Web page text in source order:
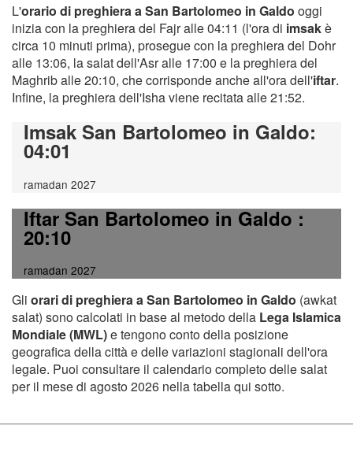
L'orario di preghiera a San Bartolomeo in Galdo oggi
inizia con la preghiera del Fajr alle 04:11 (l'ora di imsakè
circa 10 minuti prima), prosegue con la preghiera del Dohr
alle 13:06, la salat dell'Asr alle 17:00 e la preghiera del
Maghrib alle 20:10, che corrisponde anche all'ora dell'iftar.
Infine, la preghiera dell'Isha viene recitata alle 21:52.
Imsak San Bartolomeo in Galdo:
04:01
ramadan 2027
Iftar San Bartolomeo in Galdo:
20:10
ramadan 2027
Gli orari di preghiera a San Bartolomeo in Galdo (awkat
salat) sono calcolati in base al metodo della Lega Islamica
Mondiale (MWL)e tengono conto della posizione
geografica della città e delle variazioni stagionali dell'ora
legale. Puoi consultare il calendario completo delle salat
per il mese di agosto 2026 nella tabella qui sotto.